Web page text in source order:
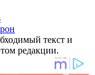
текст и
редакции.